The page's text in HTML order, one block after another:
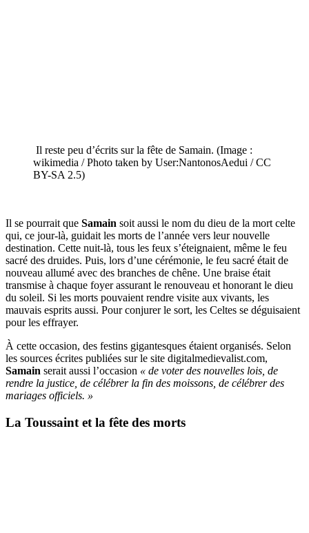
Il reste peu d’écrits sur la fête de Samain. (Image :
wikimedia / Photo taken by User:NantonosAedui / CC
BY-SA 2.5)
Il se pourrait que Samain soit aussi le nom du dieu de la mort celte
qui, ce jour-là, guidait les morts de l’année vers leur nouvelle
destination. Cette nuit-là, tous les feux s’éteignaient, même le feu
sacré des druides. Puis, lors d’une cérémonie, le feu sacré était de
nouveau allumé avec des branches de chêne. Une braise était
transmise à chaque foyer assurant le renouveau et honorant le dieu
du soleil. Si les morts pouvaient rendre visite aux vivants, les
mauvais esprits aussi. Pour conjurer le sort, les Celtes se déguisaient
pour les effrayer.
À cette occasion, des festins gigantesques étaient organisés. Selon
les sources écrites publiées sur le site digitalmedievalist.com,
Samain serait aussi l’occasion « de voter des nouvelles lois, de
rendre la justice, de célébrer la fin des moissons, de célébrer des
mariages officiels. »
La Toussaint et la fête des morts